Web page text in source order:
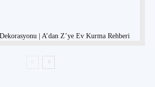
| A’dan Z’ye Ev Kurma Rehberi